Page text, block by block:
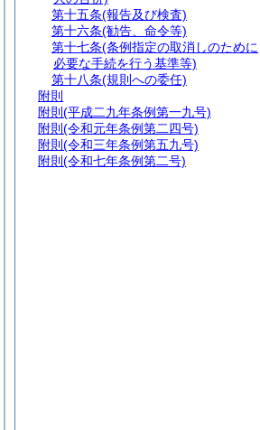
第十五条(報告及び検査)
第十六条(勧告、命令等)
第十七条(条例指定の取消しのために
必要な手続を行う基準等)
第十八条(規則への委任)
附則
附則 (平成二九年条例第一九号)
附則 (令和元年条例第二四号)
附則 (令和三年条例第五九号)
附則 (令和七年条例第二号)